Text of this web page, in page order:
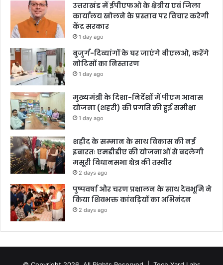
उत्तराखंड में ईपीएफओ के क्षेत्रीय एवं जिला
कार्यालय खोलने के प्रस्ताव पर विचार करेगी
केंद्र सरकार
1 day ago
बुजुर्ग-दिव्यांगों के घर जाएंगे बीएलओ, करेंगे
नोटिसों का निस्तारण
1 day ago
मुख्यमंत्री के दिशा-निर्देशों में पीएम आवास
योजना (शहरी) की प्रगति की हुई समीक्षा
1 day ago
शहीद के सम्मान के साथ विकास की नई
इबारतः एमडीडीए की योजनाओं से बदलेगी
मसूरी विधानसभा क्षेत्र की तस्वीर
2 days ago
पुष्पवर्षा और चरण प्रक्षालन के साथ देवभूमि ने
किया शिवभक्त कांवड़ियों का अभिनंदन
2 days ago